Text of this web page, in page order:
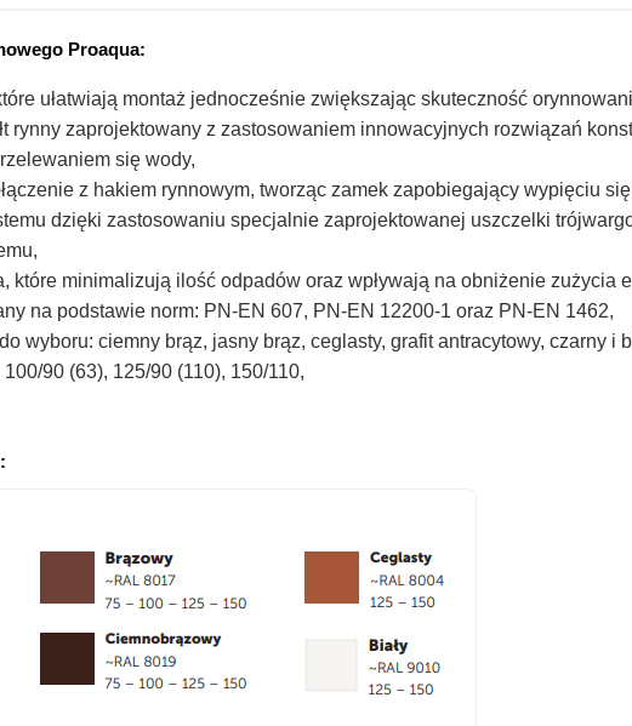
Proaqua:
ułatwiają montaż jednocześnie zwiększając skuteczność
rynny zaprojektowany z zastosowaniem innowacyjnych rozwiązań
się wody,
z hakiem rynnowym, tworząc zamek zapobiegający wypięciu
dzięki zastosowaniu specjalnie zaprojektowanej uszczelki
które minimalizują ilość odpadów oraz wpływają na obniżenie zużycia
na podstawie norm: PN-EN 607, PN-EN 12200-1 oraz PN-EN 1462,
wyboru: ciemny brąz, jasny brąz, ceglasty, grafit antracytowy, czarny i
90 (63), 125/90 (110), 150/110,